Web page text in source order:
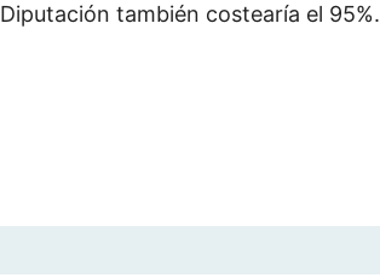
Diputación también costearía el 95%.